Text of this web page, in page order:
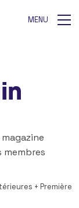
MENU
membres
+ Première